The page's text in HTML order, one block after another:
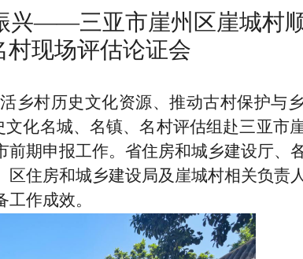
兴——三亚市崖州区崖城村
村现场评估论证会
乡村历史文化资源、推动古村保护与
文化名城、名镇、名村评估组赴三亚市
期申报工作。省住房和城乡建设厅、
住房和城乡建设局及崖城村相关负责
作成效。